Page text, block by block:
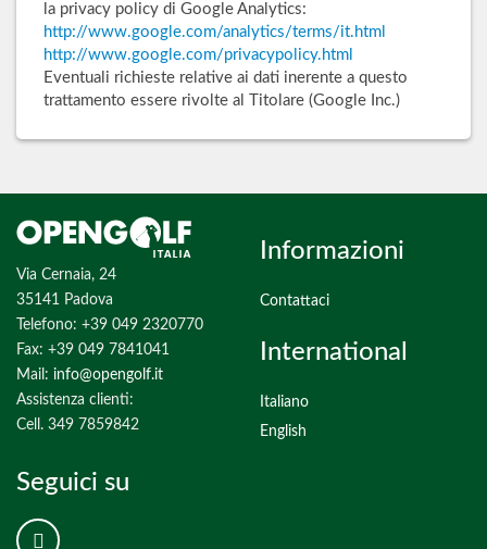
la privacy policy di Google Analytics:
http://www.google.com/analytics/terms/it.html
http://www.google.com/privacypolicy.html
Eventuali richieste relative ai dati inerente a questo
trattamento essere rivolte al Titolare (Google Inc.)
Via Cernaia, 24
35141 Padova
Telefono: +39 049 2320770
Fax: +39 049 7841041
Mail: info@opengolf.it
Assistenza clienti:
Cell. 349 7859842
Informazioni
Contattaci
International
Italiano
English
Seguici su